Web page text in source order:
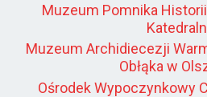
Muzeum Pomnika
Muzeum Archidiecezji
Obłąka w
Ośrodek Wypoczynkowy